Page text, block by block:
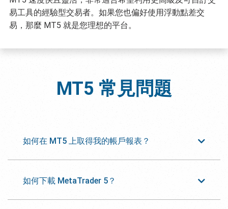
易工具的經驗型交易者。如果您也偏好使用浮動點差交
易，那麼 MT5 就是您理想的平台。
MT5 常見問題
如何在 MT5 上取得我的帳戶報表？
如何下載 MetaTrader 5？